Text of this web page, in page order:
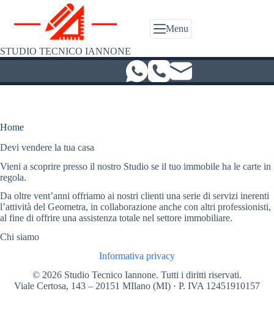
contenuto
STUDIO TECNICO IANNONE
Menu
Home
Devi vendere la tua casa
Vieni a scoprire presso il nostro Studio se il tuo immobile ha le carte in
regola.
Da oltre vent’anni offriamo ai nostri clienti una serie di servizi inerenti
l’attività del Geometra, in collaborazione anche con altri professionisti,
al fine di offrire una assistenza totale nel settore immobiliare.
Chi siamo
Informativa privacy
© 2026 Studio Tecnico Iannone. Tutti i diritti riservati.
Viale Certosa, 143 – 20151 MIlano (MI) · P. IVA 12451910157